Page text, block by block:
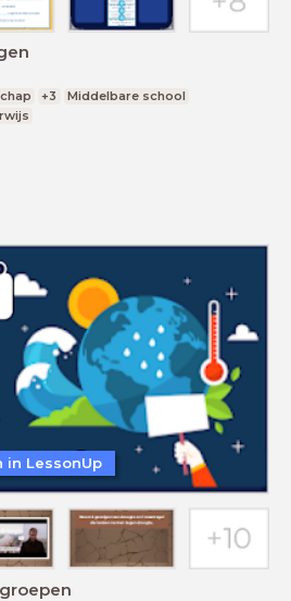
+3
Middelbare school
in LessonUp